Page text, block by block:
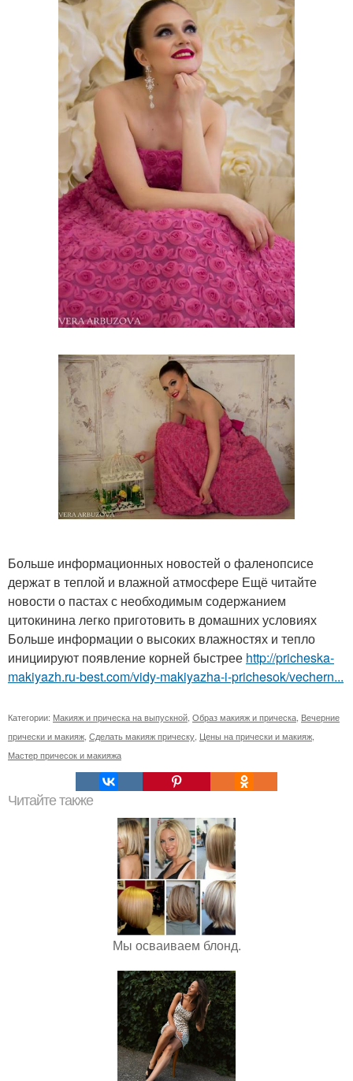
Больше информационных новостей о фаленопсисе
держат в теплой и влажной атмосфере Ещё читайте
новости о пастах с необходимым содержанием
цитокинина легко приготовить в домашних условиях
Больше информации о высоких влажностях и тепло
инициируют появление корней быстрее http://pricheska-
makiyazh.ru-best.com/vidy-makiyazha-i-prichesok/vechern...
Категории: Макияж и прическа на выпускной Образ макияж и прическа Вечерние
прически и макияж Сделать макияж прическу Цены на прически и макияж
Мастер причесок и макияжа
Читайте также
Мы осваиваем блонд.